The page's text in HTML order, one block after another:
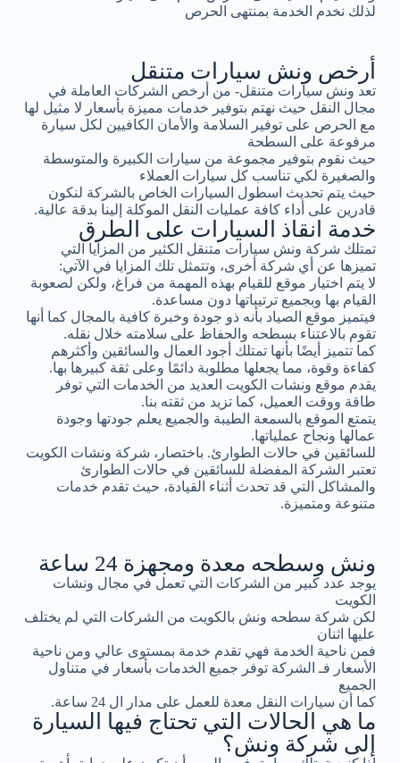
لذلك نخدم الخدمة بمنتهى الحرص
أرخص ونش سيارات متنقل
تعد ونش سيارات متنقل- من أرخص الشركات العاملة في
مجال النقل حيث نهتم بتوفير خدمات مميزة بأسعار لا مثيل لها
مع الحرص على توفير السلامة والأمان الكافيين لكل سيارة
مرفوعة على السطحة
حيث نقوم بتوفير مجموعة من سيارات الكبيرة والمتوسطة
والصغيرة لكي تناسب كل سيارات العملاء
حيث يتم تحديث اسطول السيارات الخاص بالشركة لنكون
قادرين على أداء كافة عمليات النقل الموكلة إلينا بدقة عالية.
خدمة انقاذ السيارات على الطرق
تمتلك شركة ونش سيارات متنقل الكثير من المزايا التي
تميزها عن أي شركة أخرى، وتتمثل تلك المزايا في الآتي:
لا يتم اختيار موقع للقيام بهذه المهمة من فراغ، ولكن لصعوبة
القيام بها وبجميع ترتيباتها دون مساعدة.
فيتميز موقع الصياد بأنه ذو جودة وخبرة كافية بالمجال كما أنها
تقوم بالاعتناء بسطحه والحفاظ على سلامته خلال نقله.
كما تتميز أيضًا بأنها تمتلك أجود العمال والسائقين وأكثرهم
كفاءة وقوة، مما يجعلها مطلوبة دائمًا وعلى ثقة كبيرها بها.
يقدم موقع ونشات الكويت العديد من الخدمات التي توفر
طاقة ووقت العميل، كما تزيد من ثقته بنا.
يتمتع الموقع بالسمعة الطيبة والجميع يعلم جودتها وجودة
عمالها ونجاح عملياتها.
للسائقين في حالات الطوارئ. باختصار، شركة ونشات الكويت
تعتبر الشركة المفضلة للسائقين في حالات الطوارئ
والمشاكل التي قد تحدث أثناء القيادة، حيث تقدم خدمات
متنوعة ومتميزة.
ونش وسطحه معدة ومجهزة 24 ساعة
يوجد عدد كبير من الشركات التي تعمل في مجال ونشات
الكويت
لكن شركة سطحه ونش بالكويت من الشركات التي لم يختلف
عليها اثنان
فمن ناحية الخدمة فهي تقدم خدمة بمستوى عالي ومن ناحية
الأسعار فـ الشركة توفر جميع الخدمات بأسعار في متناول
الجميع
كما أن سيارات النقل معدة للعمل على مدار ال 24 ساعة.
ما هي الحالات التي تحتاج فيها السيارة
إلى شركة ونش؟